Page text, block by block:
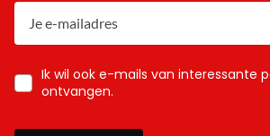
Ik wil ook e-mails van interessante
ontvangen.